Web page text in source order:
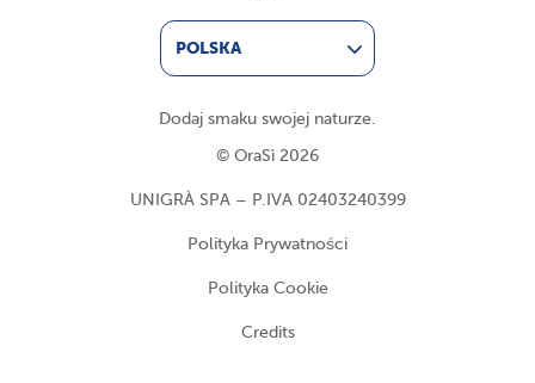
POLSKA
Dodaj smaku swojej naturze.
© OraSì 2026
UNIGRÀ SPA – P.IVA 02403240399
Polityka Prywatności
Polityka Cookie
Credits